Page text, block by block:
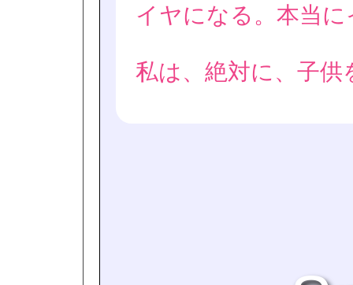
イヤになる。本当
私は、絶対に、子